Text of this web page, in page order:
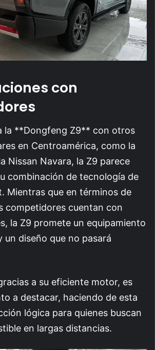
con
la **Dongfeng Z9** con otros
en Centroamérica, como la
Nissan Navara, la Z9 parece
combinación de tecnología de
Mientras que en términos de
competidores cuentan con
la Z9 promete un equipamiento
un diseño que no pasará
a su eficiente motor, es
a destacar, haciendo de esta
lógica para quienes buscan
en largas distancias.